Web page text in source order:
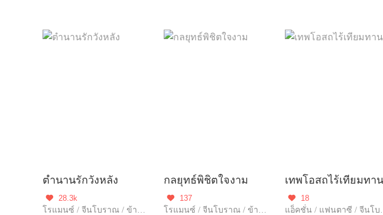
ตำนานรักวังหลัง

28.3k
โรแมนซ์ / จีนโบราณ / ข้ามภพ
กลยุทธ์พิชิตใจงาม

137
โรแมนซ์ / จีนโบราณ / ข้ามภพ / แก้แค้น
เทพโอสถไร้เทียมทาน

18
แอ็คชั่น /